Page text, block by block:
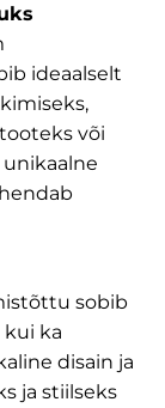
ideaalselt
või
sobib
kui ka
disain ja
ja stiilseks